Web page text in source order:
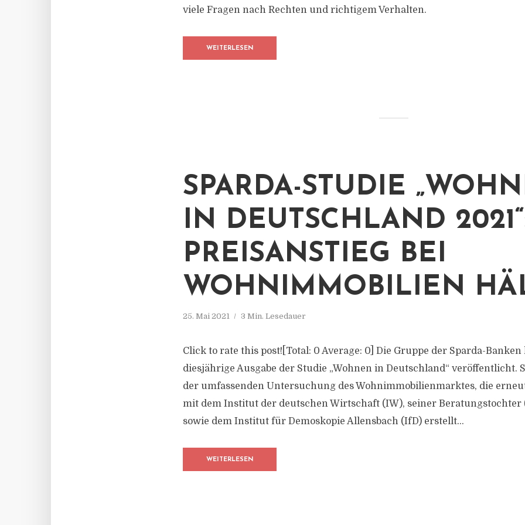
viele Fragen nach Rechten und richtigem Verhalten.
WEITERLESEN
SPARDA-STUDIE
IN DEUTSCHLAND
PREISANSTIEG BEI
WOHNIMMOBILIEN
25. Mai 2021 3 Min. Lesedauer
Click to rate this post![Total: 0 Average: 0] Die Gruppe der Sparda-Banken
diesjährige Ausgabe der Studie „Wohnen in Deutschland“ veröffentlicht.
der umfassenden Untersuchung des Wohnimmobilienmarktes, die
mit dem Institut der deutschen Wirtschaft (IW), seiner Beratungstochter
sowie dem Institut für Demoskopie Allensbach (IfD) erstellt...
WEITERLESEN